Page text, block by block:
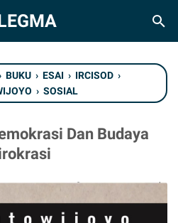
BUKU › ESAI › IRCISOD ›
› SOSIAL
Dan Budaya